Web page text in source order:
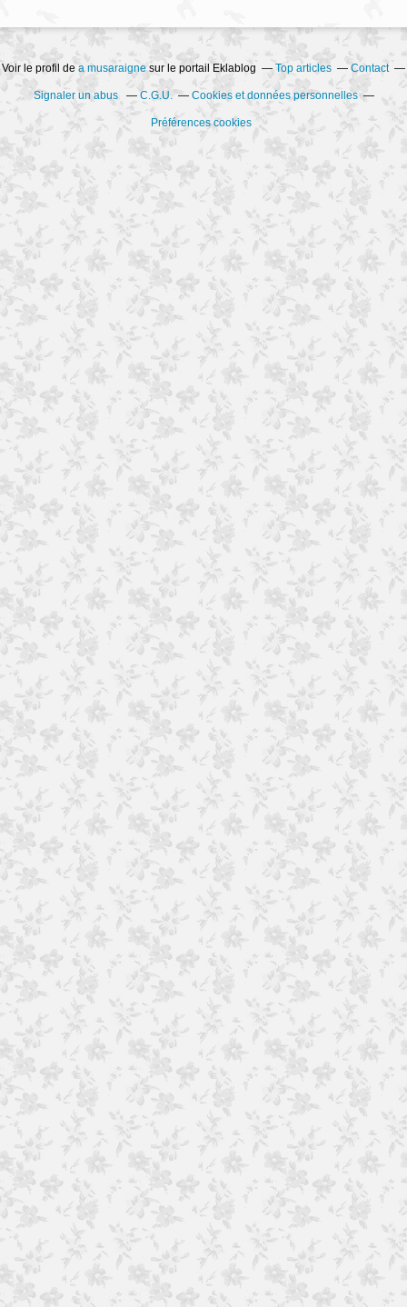
Voir le profil de a musaraigne sur le portail Eklablog Top articles Contact
Signaler un abus C.G.U. Cookies et données personnelles
Préférences cookies